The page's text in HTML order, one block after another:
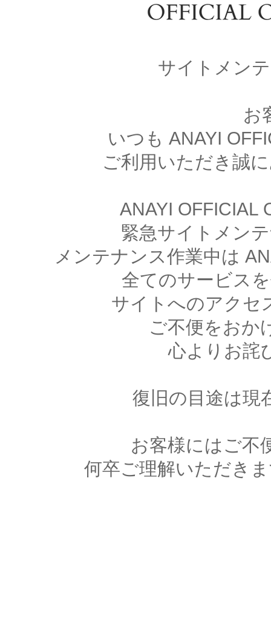
サイトメン
お
いつも ANAYI
ご利用いただき誠
ANAYI OFFICIAL
緊急サイトメン
メンテナンス作業中は
全てのサービス
サイトへのアクセ
ご不便をおか
心よりお詫
復旧の目途は現
お客様にはご不
何卒ご理解いただき